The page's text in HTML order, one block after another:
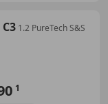
1.2 PureTech S&S
1